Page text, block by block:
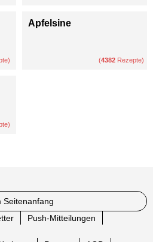
Apfelsine
(4382 Rezepte)
Seitenanfang
Push-Mitteilungen